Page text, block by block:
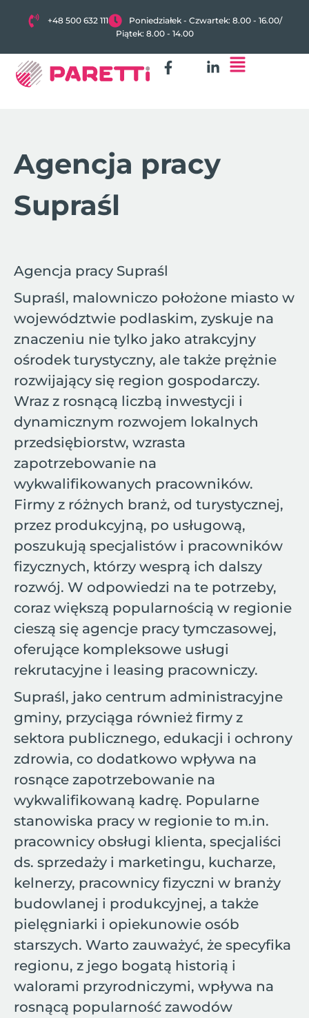
+48 500 632 111 Poniedziałek - Czwartek: 8.00 - 16.00/
Piątek: 8.00 - 14.00
Agencja pracy
Supraśl
Agencja pracy Supraśl
Supraśl, malowniczo położone miasto w
województwie podlaskim, zyskuje na
znaczeniu nie tylko jako atrakcyjny
ośrodek turystyczny, ale także prężnie
rozwijający się region gospodarczy.
Wraz z rosnącą liczbą inwestycji i
dynamicznym rozwojem lokalnych
przedsiębiorstw, wzrasta
zapotrzebowanie na
wykwalifikowanych pracowników.
Firmy z różnych branż, od turystycznej,
przez produkcyjną, po usługową,
poszukują specjalistów i pracowników
fizycznych, którzy wesprą ich dalszy
rozwój. W odpowiedzi na te potrzeby,
coraz większą popularnością w regionie
cieszą się agencje pracy tymczasowej,
oferujące kompleksowe usługi
rekrutacyjne i leasing pracowniczy.
Supraśl, jako centrum administracyjne
gminy, przyciąga również firmy z
sektora publicznego, edukacji i ochrony
zdrowia, co dodatkowo wpływa na
rosnące zapotrzebowanie na
wykwalifikowaną kadrę. Popularne
stanowiska pracy w regionie to m.in.
pracownicy obsługi klienta, specjaliści
ds. sprzedaży i marketingu, kucharze,
kelnerzy, pracownicy fizyczni w branży
budowlanej i produkcyjnej, a także
pielęgniarki i opiekunowie osób
starszych. Warto zauważyć, że specyfika
regionu, z jego bogatą historią i
walorami przyrodniczymi, wpływa na
rosnącą popularność zawodów